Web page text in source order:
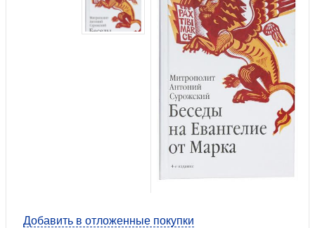
Добавить в отложенные покупки